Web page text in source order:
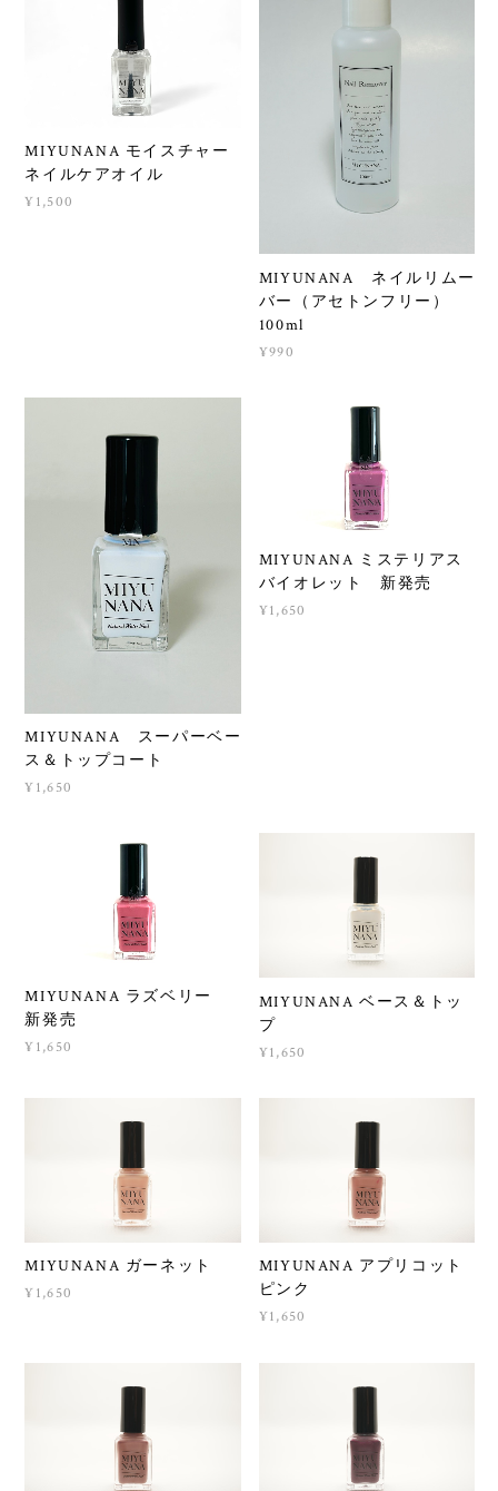
MIYUNANA モイスチャー
ネイルケアオイル
¥1,500
MIYUNANA ネイルリムー
バー（アセトンフリー）
100ml
¥990
MIYUNANA スーパーベー
ス＆トップコート
¥1,650
MIYUNANA ミステリアス
バイオレット 新発売
¥1,650
MIYUNANA ラズベリー
新発売
¥1,650
MIYUNANA ベース＆トッ
プ
¥1,650
MIYUNANA ガーネット
¥1,650
MIYUNANA アプリコット
ピンク
¥1,650